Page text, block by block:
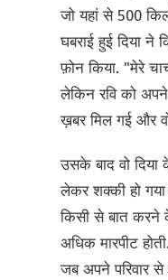
जो यहां से 500
घबराई हुई दिया ने
फ़ोन किया. "मेरे
लेकिन रवि को
ख़बर मिल गई और
उसके बाद वो
लेकर शक्की हो
किसी से बात करने
अधिक मारपीट
जब अपने परिवार